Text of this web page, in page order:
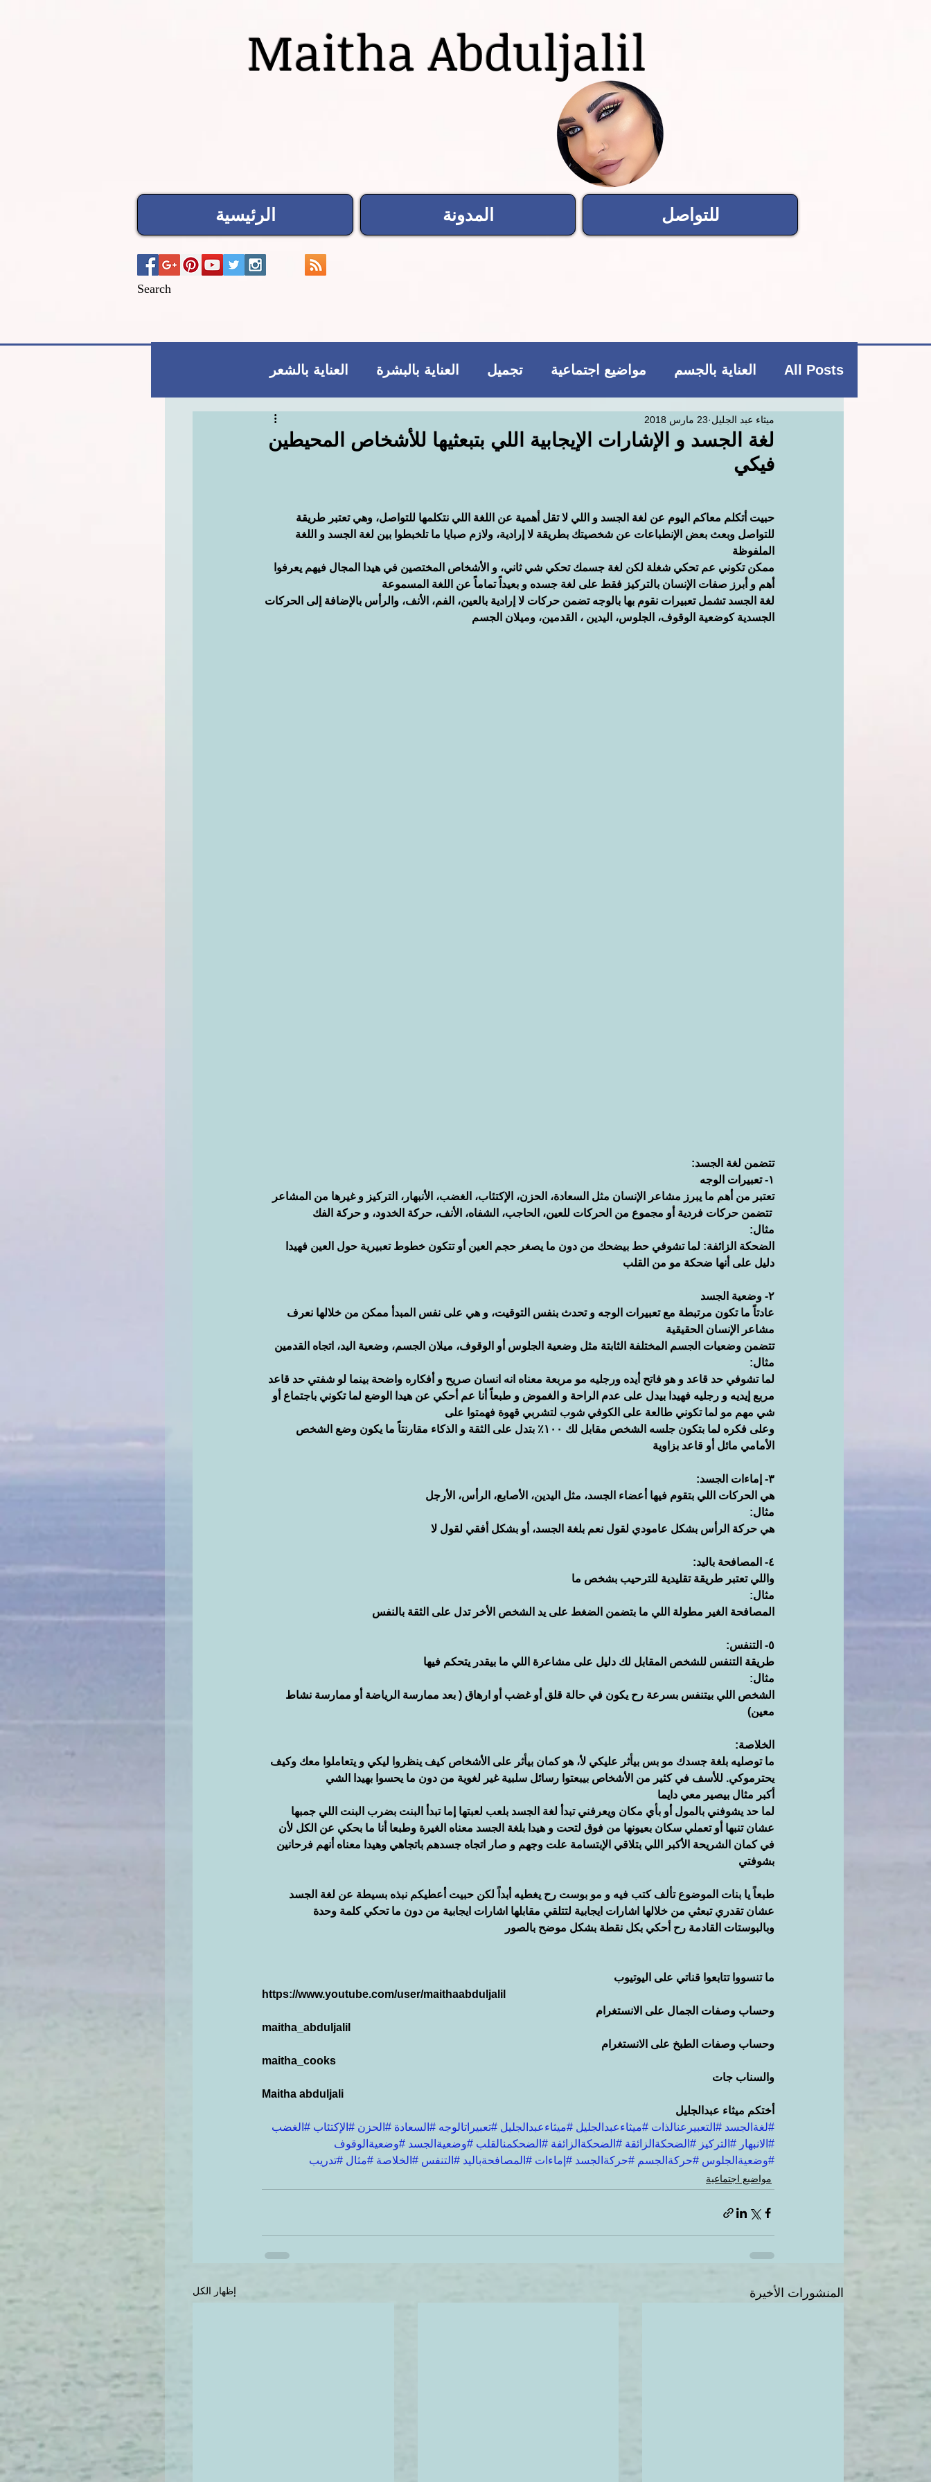
Maitha Abduljalil
الرئيسية المدونة للتواصل
Search
All Posts العناية بالجسم مواضيع اجتماعية تجميل العناية بالبشرة العناية بالشعر
فاشن و عطور منتجات بوتيكي للمتزوجات فقط العناية بالبشرة
العناية بالشعر
منتجات بوتيكي مكملات غذائية
لغة الجسد و الإشارات الإيجابية اللي بتبعثيها للأشخاص المحيطين
فيكي
ميثاء عبد الجليل 23 مارس 2018
حبيت أتكلم معاكم اليوم عن لغة الجسد و اللي لا تقل أهمية عن اللغة اللي نتكلمها للتواصل، وهي تعتبر طريقة
للتواصل وبعث بعض الإنطباعات عن شخصيتك بطريقة لا إرادية، ولازم صبايا ما تلخبطوا بين لغة الجسد و اللغة
الملفوظة
ممكن تكوني عم تحكي شغلة لكن لغة جسمك تحكي شي ثاني، و الأشخاص المختصين في هيدا المجال فيهم يعرفوا
أهم و أبرز صفات الإنسان بالتركيز فقط على لغة جسده و بعيداً تماماً عن اللغة المسموعة
لغة الجسد تشمل تعبيرات نقوم بها بالوجه تضمن حركات لا إرادية بالعين، الفم، الأنف، والرأس بالإضافة إلى الحركات
الجسدية كوضعية الوقوف، الجلوس، اليدين ، القدمين، وميلان الجسم
تتضمن لغة الجسد:
١- تعبيرات الوجه
تعتبر من أهم ما يبرز مشاعر الإنسان مثل السعادة، الحزن، الإكتئاب، الغضب، الأنبهار، التركيز و غيرها من المشاعر
تتضمن حركات فردية أو مجموع من الحركات للعين، الحاجب، الشفاه، الأنف، حركة الخدود، و حركة الفك
مثال:
الضحكة الزائفة: لما تشوفي حط بيضحك من دون ما يصغر حجم العين أو تتكون خطوط تعبيرية حول العين فهيدا
دليل على أنها ضحكة مو من القلب
٢- وضعية الجسد
عادتاً ما تكون مرتبطة مع تعبيرات الوجه و تحدث بنفس التوقيت، و هي على نفس المبدأ ممكن من خلالها نعرف
مشاعر الإنسان الحقيقية
تتضمن وضعيات الجسم المختلفة الثابتة مثل وضعية الجلوس أو الوقوف، ميلان الجسم، وضعية اليد، اتجاه القدمين
مثال:
لما تشوفي حد قاعد و هو فاتح أيده ورجليه مو مربعة معناه انه انسان صريح و أفكاره واضحة بينما لو شفتي حد قاعد
مربع إيديه و رجليه فهيدا بيدل على عدم الراحة و الغموض و طبعاً أنا عم أحكي عن هيدا الوضع لما تكوني باجتماع أو
شي مهم مو لما تكوني طالعة على الكوفي شوب لتشربي قهوة فهمتوا على
وعلى فكره لما بتكون جلسه الشخص مقابل لك ١٠٠٪ بتدل على الثقة و الذكاء مقارنتاً ما يكون وضع الشخص
الأمامي مائل أو قاعد بزاوية
٣- إماءات الجسد:
هي الحركات اللي بتقوم فيها أعضاء الجسد، مثل اليدين، الأصابع، الرأس، الأرجل
مثال:
هي حركة الرأس بشكل عامودي لقول نعم بلغة الجسد، أو بشكل أفقي لقول لا
٤- المصافحة باليد:
واللي تعتبر طريقة تقليدية للترحيب بشخص ما
مثال:
المصافحة الغير مطولة اللي ما بتضمن الضغط على يد الشخص الأخر تدل على الثقة بالنفس
٥- التنفس:
طريقة التنفس للشخص المقابل لك دليل على مشاعرة اللي ما بيقدر يتحكم فيها
مثال:
الشخص اللي بيتنفس بسرعة رح يكون في حالة قلق أو غضب أو ارهاق ( بعد ممارسة الرياضة أو ممارسة نشاط
معين)
الخلاصة:
ما توصليه بلغة جسدك مو بس بيأثر عليكي لأ، هو كمان بيأثر على الأشخاص كيف ينظروا ليكي و يتعاملوا معك وكيف
يحترموكي. للأسف في كثير من الأشخاص بيبعتوا رسائل سلبية غير لغوية من دون ما يحسوا بهيدا الشي
أكبر مثال بيصير معي دايما
لما حد يشوفني بالمول أو بأي مكان ويعرفني تبدأ لغة الجسد بلعب لعبتها إما تبدأ البنت بضرب البنت اللي جمبها
عشان تنبها أو تعملي سكان بعيونها من فوق لتحت و هيدا بلغة الجسد معناه الغيرة وطبعا أنا ما بحكي عن الكل لأن
في كمان الشريحة الأكبر اللي بتلاقي الإبتسامة علت وجهم و صار اتجاه جسدهم باتجاهي وهيدا معناه أنهم فرحانين
بشوفتي
طبعاً يا بنات الموضوع تألف كتب فيه و مو بوست رح يغطيه أبداً لكن حبيت أعطيكم نبذه بسيطة عن لغة الجسد
عشان تقدري تبعثي من خلالها اشارات ايجابية لتتلقي مقابلها اشارات ايجابية من دون ما تحكي كلمة وحدة
وبالبوستات القادمة رح أحكي بكل نقطة بشكل موضح بالصور
ما تنسووا تتابعوا قناتي على اليوتيوب
https://www.youtube.com/user/maithaabduljalil
وحساب وصفات الجمال على الانستغرام
maitha_abduljalil
وحساب وصفات الطبخ على الانستغرام
maitha_cooks
والسناب جات
Maitha abduljali
أختكم ميثاء عبدالجليل
#لغةالجسد #التعبيرعنالذات #ميثاءعبدالجليل #ميثاءعبدالجليل #تعبيراتالوجه #السعادة #الحزن #الإكتئاب #الغضب
#الانبهار #التركيز #الضحكةالزائقة #الضحكةالزائفة #الضحكمنالقلب #وضعيةالجسد #وضعيةالوقوف
#وضعيةالجلوس #حركةالجسم #حركةالجسد #إماءات #المصافحةباليد #التنفس #الخلاصة #مثال #تدريب
مواضيع اجتماعية
المنشورات الأخيرة إظهار الكل